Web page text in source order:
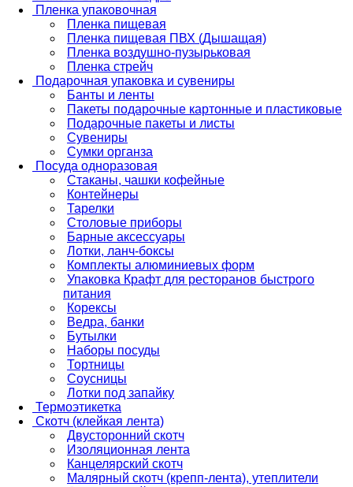
Пленка упаковочная
Пленка пищевая
Пленка пищевая ПВХ (Дышащая)
Пленка воздушно-пузырьковая
Пленка стрейч
Подарочная упаковка и сувениры
Банты и ленты
Пакеты подарочные картонные и пластиковые
Подарочные пакеты и листы
Сувениры
Сумки органза
Посуда одноразовая
Стаканы, чашки кофейные
Контейнеры
Тарелки
Столовые приборы
Барные аксессуары
Лотки, ланч-боксы
Комплекты алюминиевых форм
Упаковка Крафт для ресторанов быстрого
питания
Корексы
Ведра, банки
Бутылки
Наборы посуды
Тортницы
Соусницы
Лотки под запайку
Термоэтикетка
Скотч (клейкая лента)
Двусторонний скотч
Изоляционная лента
Канцелярский скотч
Малярный скотч (крепп-лента), утеплители